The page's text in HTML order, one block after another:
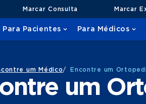
Marcar Consulta Marcar
Para Pacientes Para Médicos
um Médico/ Encontre um
um